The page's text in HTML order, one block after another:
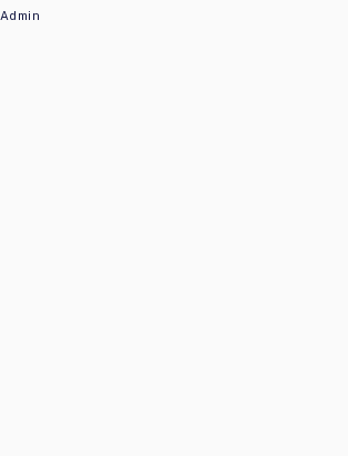
Admin